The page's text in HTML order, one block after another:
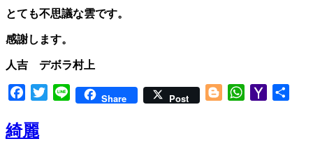
とても不思議な雲です。
感謝します。
人吉 デボラ村上
Facebook
TwitterLine Share Post BloggerWhatsApp
Yahoo
綺麗